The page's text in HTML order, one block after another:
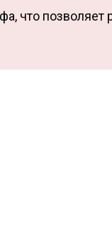
что позволяет